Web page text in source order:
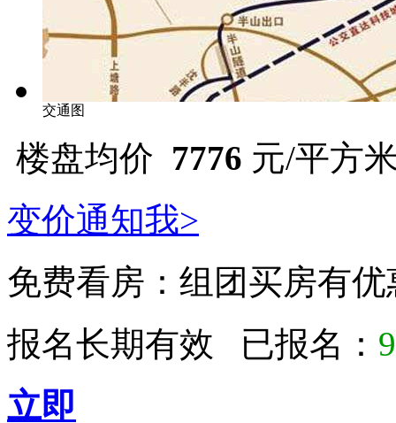
交通图
楼盘均价 7776 元/平方
变价通知我>
免费看房： 组团买房有
报名长期有效 已报名：
立即